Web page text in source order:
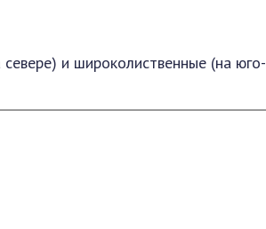
и широколиственные (на юго-